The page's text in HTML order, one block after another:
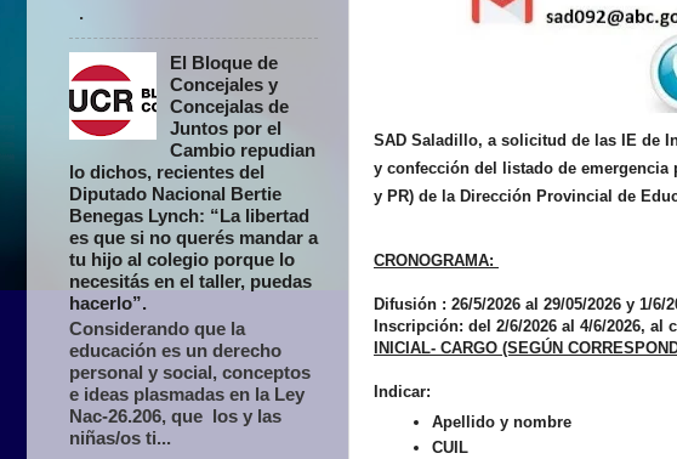
SAD Saladillo, a solicitud de las IE de
y confección del listado de emergencia
y PR) de la Dirección Provincial de
CRONOGRAMA:
Difusión : 26/5/2026 al 29/05/2026 y 1/6/
Inscripción: del 2/6/2026 al 4/6/2026, al
INICIAL- CARGO (SEGÚN
Indicar:
Apellido y nombre
CUIL
.
El Bloque de
Concejales y
Concejalas de
Juntos por el
Cambio repudian
lo dichos, recientes del
Diputado Nacional Bertie
Benegas Lynch: “La libertad
es que si no querés mandar a
tu hijo al colegio porque lo
necesitás en el taller, puedas
hacerlo”.
Considerando que la
educación es un derecho
personal y social, conceptos
e ideas plasmadas en la Ley
Nac-26.206, que los y las
niñas/os ti...